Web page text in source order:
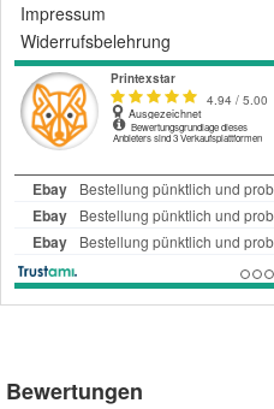
Impressum
Widerrufsbelehrung
Bewertungen